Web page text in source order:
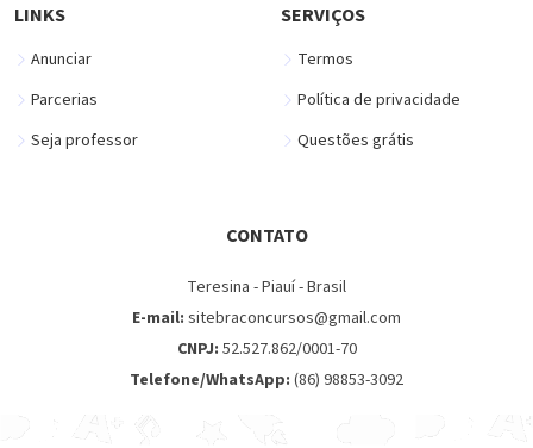
LINKS
Anunciar
Parcerias
Seja professor
SERVIÇOS
Termos
Política de privacidade
Questões grátis
CONTATO
Teresina - Piauí - Brasil
E-mail: sitebraconcursos@gmail.com
CNPJ: 52.527.862/0001-70
Telefone/WhatsApp: (86) 98853-3092